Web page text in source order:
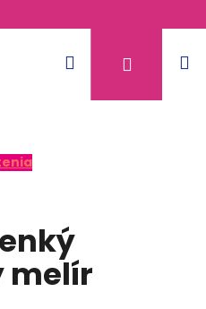
Doplnkový
Hľadať
melír